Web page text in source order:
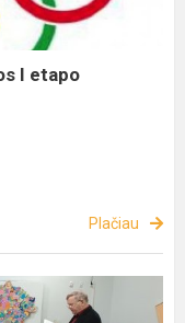
I etapo
Plačiau